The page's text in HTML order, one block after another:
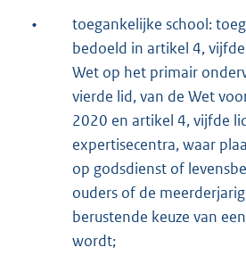
•
toegankelijke school:
bedoeld in artikel 4,
Wet op het primair
vierde lid, van de Wet
2020 en artikel 4, vijfde
expertisecentra, waar
op godsdienst of
ouders of de
berustende keuze van
wordt;